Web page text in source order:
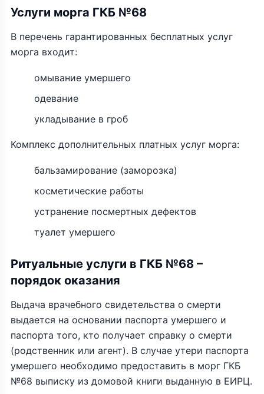
Услуги морга ГКБ №68
В перечень гарантированных бесплатных услуг
морга входит:
омывание умершего
одевание
укладывание в гроб
Комплекс дополнительных платных услуг морга:
бальзамирование (заморозка)
косметические работы
устранение посмертных дефектов
туалет умершего
Ритуальные услуги в ГКБ №68 –
порядок оказания
Выдача врачебного свидетельства о смерти
выдается на основании паспорта умершего и
паспорта того, кто получает справку о смерти
(родственник или агент). В случае утери паспорта
умершего необходимо предоставить в морг ГКБ
№68 выписку из домовой книги выданную в ЕИРЦ.